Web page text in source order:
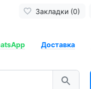
Закладки (0)
Доставка